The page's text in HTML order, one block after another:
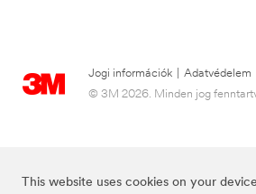
This website uses cookies on your
Jogi információk Adatvédelem
© 3M 2026. Minden jog